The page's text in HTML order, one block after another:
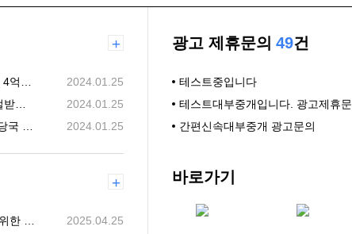
+
린다
2024.01.25
통과
2024.01.25
종합)
2024.01.25
+
년 7월)
2025.04.25
광고 제휴문의 49건
테스트중입니다
테스트대부중개입니다. 광고제휴문의합니다.
간편신속대부중개 광고문의
바로가기